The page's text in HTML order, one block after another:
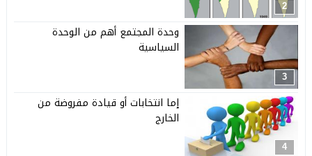
2
3
وحدة المجتمع أهم من الوحدة
السياسية
4
إما انتخابات أو قيادة مفروضة من
الخارج